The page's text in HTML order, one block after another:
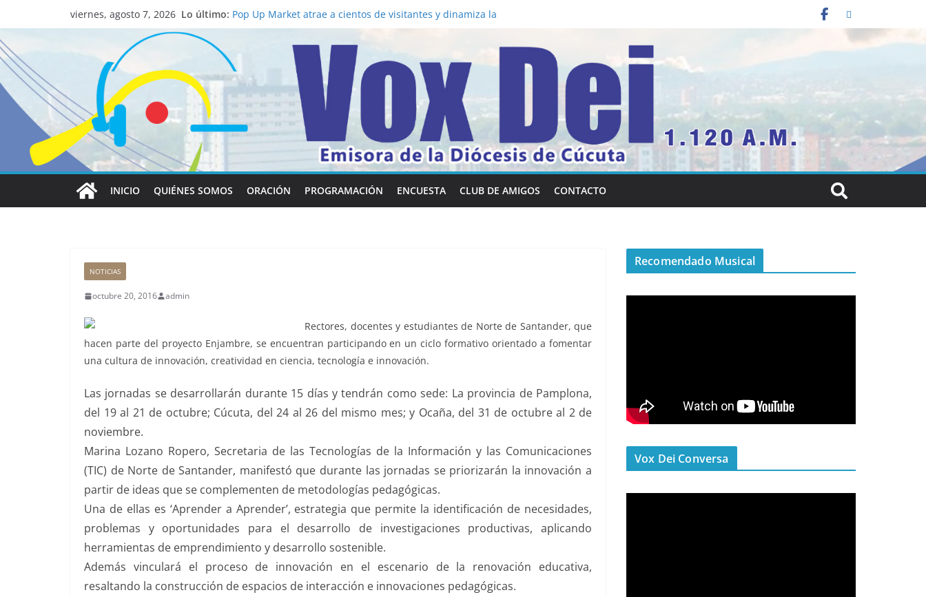
viernes, agosto 7, 2026 Lo último: católico para convertirse en “Superancianos”
Pop Up Market atrae a cientos de visitantes y dinamiza la
economía local
Salud mental a la mesa: la importancia de hablarlo en
familia
Lo que tienen en común la nueva Película Toy Story 5 y el
Papa León XIV
Realizadores de Vox Dei fortalecen su identidad
institucional y habilidades en comunicación visual
INICIO QUIÉNES SOMOS ORACIÓN PROGRAMACIÓN ENCUESTA CLUB DE AMIGOS CONTACTO
NOTICIAS
octubre 20, 2016 admin
Rectores, docentes y estudiantes de Norte de Santander, que
hacen parte del proyecto Enjambre, se encuentran participando en un ciclo formativo orientado a fomentar
una cultura de innovación, creatividad en ciencia, tecnología e innovación.
Las jornadas se desarrollarán durante 15 días y tendrán como sede: La provincia de Pamplona,
del 19 al 21 de octubre; Cúcuta, del 24 al 26 del mismo mes; y Ocaña, del 31 de octubre al 2 de
noviembre.
Marina Lozano Ropero, Secretaria de las Tecnologías de la Información y las Comunicaciones
(TIC) de Norte de Santander, manifestó que durante las jornadas se priorizarán la innovación a
partir de ideas que se complementen de metodologías pedagógicas.
Una de ellas es ‘Aprender a Aprender’, estrategia que permite la identificación de necesidades,
problemas y oportunidades para el desarrollo de investigaciones productivas, aplicando
herramientas de emprendimiento y desarrollo sostenible.
Además vinculará el proceso de innovación en el escenario de la renovación educativa,
resaltando la construcción de espacios de interacción e innovaciones pedagógicas.
Recomendado Musical
Vox Dei Conversa